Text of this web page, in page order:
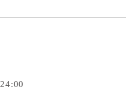
24:00